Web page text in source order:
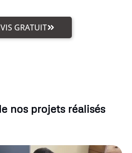
GRATUIT
nos projets réalisés